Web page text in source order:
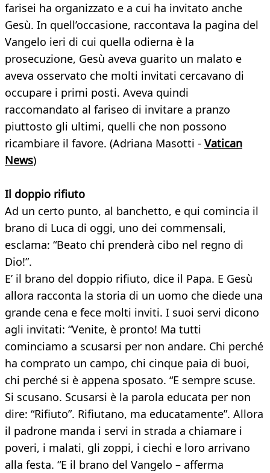
farisei ha organizzato e a cui ha invitato anche
Gesù. In quell’occasione, raccontava la pagina del
Vangelo ieri di cui quella odierna è la
prosecuzione, Gesù aveva guarito un malato e
aveva osservato che molti invitati cercavano di
occupare i primi posti. Aveva quindi
raccomandato al fariseo di invitare a pranzo
piuttosto gli ultimi, quelli che non possono
ricambiare il favore. (Adriana Masotti - Vatican
News)
Il doppio rifiuto
Ad un certo punto, al banchetto, e qui comincia il
brano di Luca di oggi, uno dei commensali,
esclama: “Beato chi prenderà cibo nel regno di
Dio!”.
E’ il brano del doppio rifiuto, dice il Papa. E Gesù
allora racconta la storia di un uomo che diede una
grande cena e fece molti inviti. I suoi servi dicono
agli invitati: “Venite, è pronto! Ma tutti
cominciamo a scusarsi per non andare. Chi perché
ha comprato un campo, chi cinque paia di buoi,
chi perché si è appena sposato. “E sempre scuse.
Si scusano. Scusarsi è la parola educata per non
dire: “Rifiuto”. Rifiutano, ma educatamente”. Allora
il padrone manda i servi in strada a chiamare i
poveri, i malati, gli zoppi, i ciechi e loro arrivano
alla festa. “E il brano del Vangelo – afferma